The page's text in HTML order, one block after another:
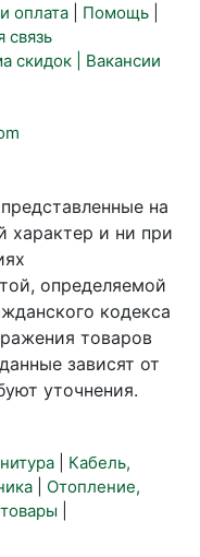
оплата Помощь
связь
скидок | Вакансии
на
характер и ни при
определяемой
кодекса
товаров
зависят от
уточнения.
Кабель,
Отопление,